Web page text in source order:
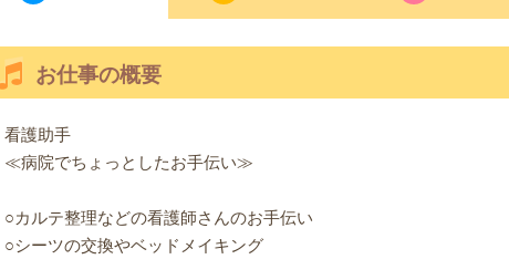
お仕事の概要
看護助手
≪病院でちょっとしたお手伝い≫
○カルテ整理などの看護師さんのお手伝い
○シーツの交換やベッドメイキング